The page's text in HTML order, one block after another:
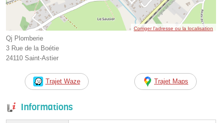
Corriger l’adresse ou la localisation
Qj Plomberie
3 Rue de la Boétie
24110 Saint-Astier
Trajet Waze Trajet Maps
Informations